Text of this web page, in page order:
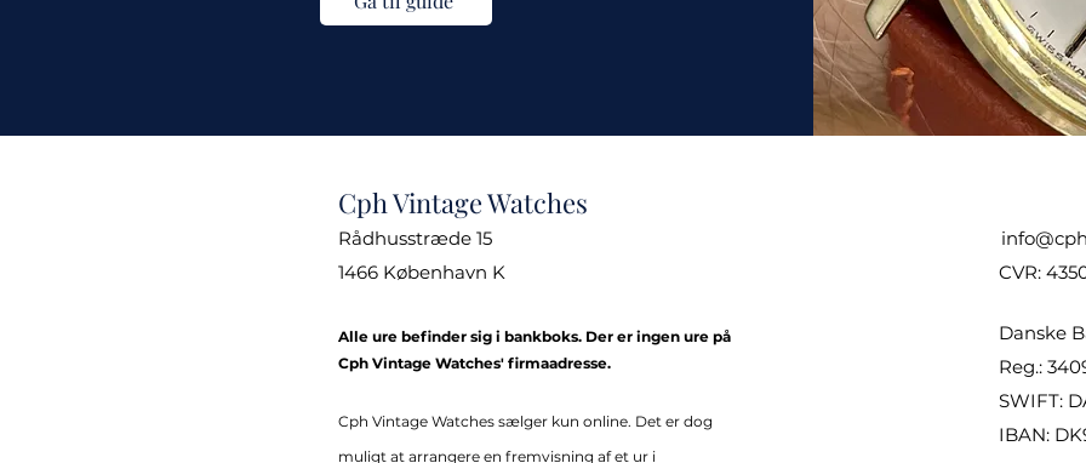
Cph Vintage Watches
Rådhusstræde 15
1466 København K
Alle ure befinder sig i bankboks. Der er ingen ure på
Cph Vintage Watches' firmaadresse.
Cph Vintage Watches sælger kun online. Det er dog
muligt at arrangere en fremvisning af et ur i
CVR:
Danske
Reg.:
SWIFT:
IBAN: